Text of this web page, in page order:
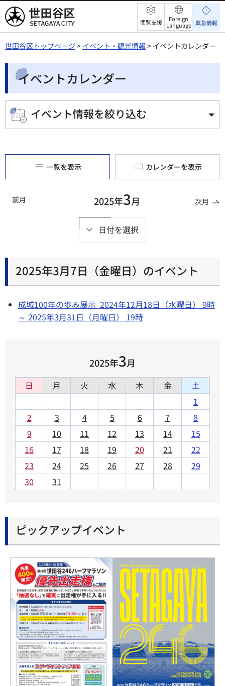
世田谷区 閲覧支援
Foreign
Language 緊急情報
世田谷区トップページ > イベント・観光情報 > イベントカレンダー
イベントカレンダー
イベント情報を絞り込む
一覧を表示 カレンダーを表示
前月 2025年3月
日付を選択
次月
2025年3月7日（金曜日）のイベント
成城100年の歩み展示 2024年12月18日（水曜日） 9時
～ 2025年3月31日（月曜日） 19時
2025年3月
日 月 火 水 木 金
土
1
2
3 4 5 6 7
8
9
10 11 12 13 14
15
16
17 18 19 20 21
22
23
24 25 26 27 28
29
30
31
ピックアップイベント